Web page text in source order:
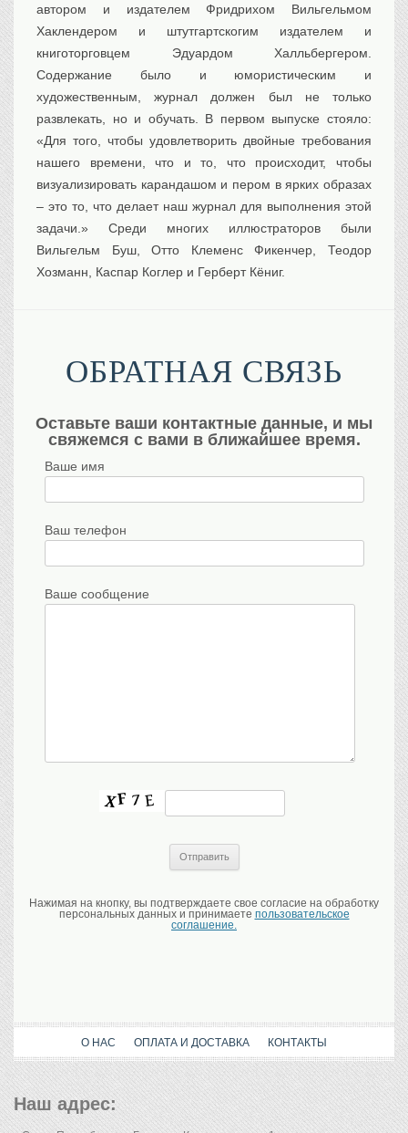
автором и издателем Фридрихом Вильгельмом
Хаклендером и штутгартскогим издателем и
книготорговцем Эдуардом Халльбергером.
Содержание было и юмористическим и
художественным, журнал должен был не только
развлекать, но и обучать. В первом выпуске стояло:
«Для того, чтобы удовлетворить двойные требования
нашего времени, что и то, что происходит, чтобы
визуализировать карандашом и пером в ярких образах
– это то, что делает наш журнал для выполнения этой
задачи.» Среди многих иллюстраторов были
Вильгельм Буш, Отто Клеменс Фикенчер, Теодор
Хозманн, Каспар Коглер и Герберт Кёниг.
ОБРАТНАЯ СВЯЗЬ
Оставьте ваши контактные данные, и мы
свяжемся с вами в ближайшее время.
Ваше имя
Ваш телефон
Ваше сообщение
Нажимая на кнопку, вы подтверждаете свое согласие на обработку
персональных данных и принимаете пользовательское
соглашение.
О НАС ОПЛАТА И ДОСТАВКА КОНТАКТЫ
Наш адрес: